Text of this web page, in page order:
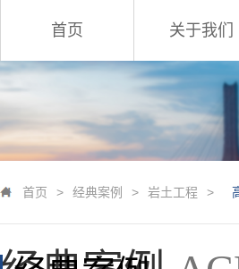
首页 关于我们
首页 > 经典案例 > 岩土工程 >